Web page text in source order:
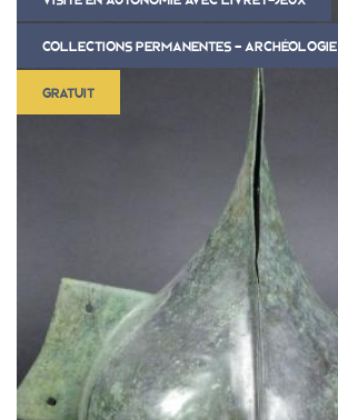
COLLECTIONS PERMANENTES - ARCHÉOLOGIE
GRATUIT